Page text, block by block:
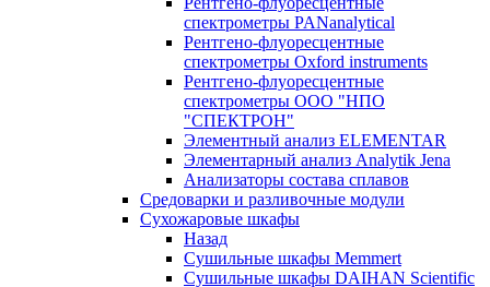
спектрометры PANanalytical
Рентгено-флуоресцентные
спектрометры Oxford instruments
Рентгено-флуоресцентные
спектрометры ООО "НПО
"СПЕКТРОН"
Элементный анализ ELEMENTAR
Элементарный анализ Analytik Jena
Анализаторы состава сплавов
Средоварки и разливочные модули
Сухожаровые шкафы
Назад
Сушильные шкафы Memmert
Сушильные шкафы DAIHAN Scientific